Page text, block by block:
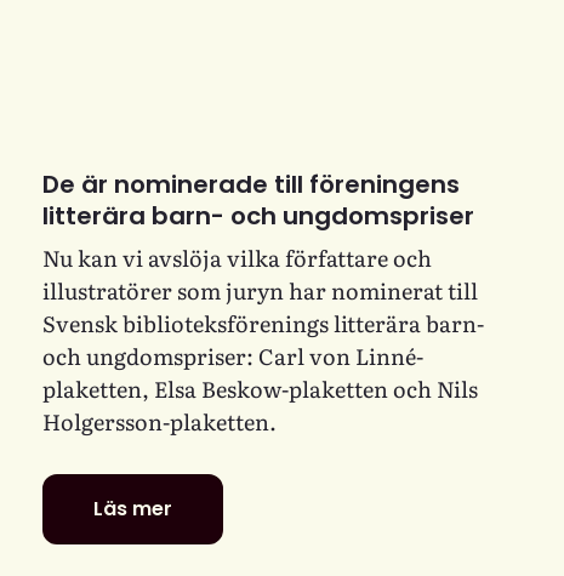
De är nominerade till föreningens
litterära barn- och ungdomspriser
Nu kan vi avslöja vilka författare och
illustratörer som juryn har nominerat till
Svensk biblioteksförenings litterära barn-
och ungdomspriser: Carl von Linné-
plaketten, Elsa Beskow-plaketten och Nils
Holgersson-plaketten.
Läs mer
De
är